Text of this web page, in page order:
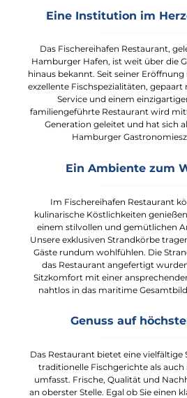
Eine Institution im
Das Fischereihafen Restaurant,
Hamburger Hafen, ist weit über die
hinaus bekannt. Seit seiner Eröffnung
exzellente Fischspezialitäten,
Service und einem
familiengeführte Restaurant wird
Generation geleitet und hat sich
Hamburger
Ein Ambiente zum
Im Fischereihafen Restaurant
kulinarische Köstlichkeiten
einem stilvollen und gemütlichen
Unsere exklusiven Strandkörbe
Gäste rundum wohlfühlen. Die
das Restaurant angefertigt
Sitzkomfort mit einer
nahtlos in das maritime
Genuss auf
Das Restaurant bietet eine vielfältige
traditionelle Fischgerichte als
umfasst. Frische, Qualität und
an oberster Stelle. Egal ob Sie einen